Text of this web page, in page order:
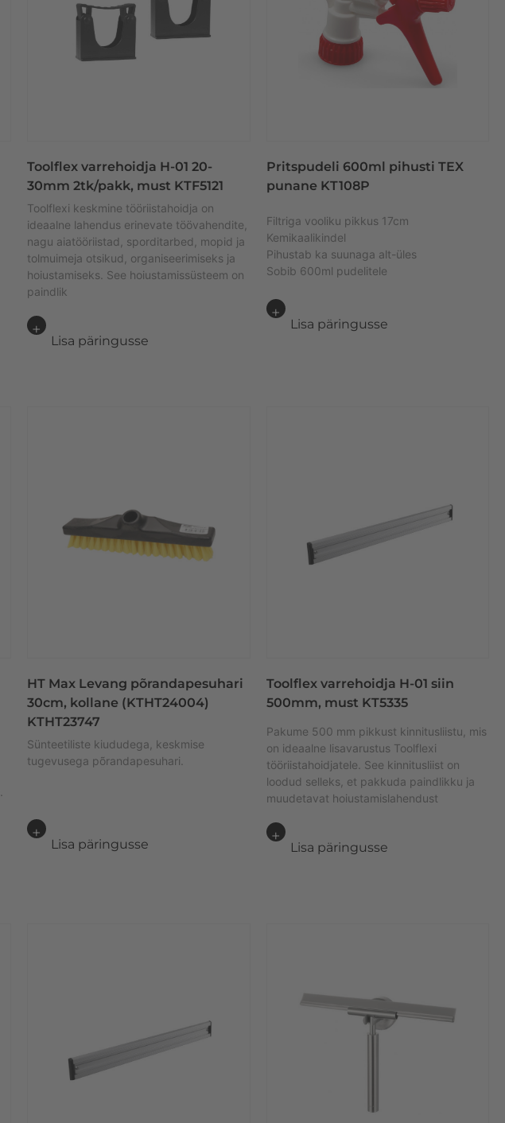
Toolflex varrehoidja H-01 20-
30mm 2tk/pakk, must KTF5121
Toolflexi keskmine tööriistahoidja on
ideaalne lahendus erinevate töövahendite,
nagu aiatööriistad, sporditarbed, mopid ja
tolmuimeja otsikud, organiseerimiseks ja
hoiustamiseks. See hoiustamissüsteem on
paindlik
Lisa päringusse
Pritspudeli 600ml pihusti TEX
punane KT108P
Filtriga vooliku pikkus 17cm
Kemikaalikindel
Pihustab ka suunaga alt-üles
Sobib 600ml pudelitele
Lisa päringusse
HT Max Levang põrandapesuhari
30cm, kollane (KTHT24004)
KTHT23747
Sünteetiliste kiududega, keskmise
tugevusega põrandapesuhari.
Lisa päringusse
Toolflex varrehoidja H-01 siin
500mm, must KT5335
Pakume 500 mm pikkust kinnitusliistu, mis
on ideaalne lisavarustus Toolflexi
tööriistahoidjatele. See kinnitusliist on
loodud selleks, et pakkuda paindlikku ja
muudetavat hoiustamislahendust
Lisa päringusse